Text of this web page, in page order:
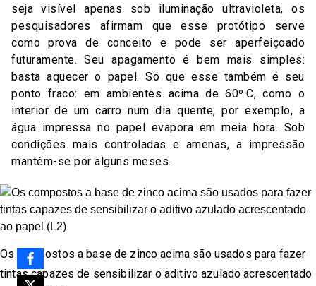
seja visível apenas sob iluminação ultravioleta, os
pesquisadores afirmam que esse protótipo serve
como prova de conceito e pode ser aperfeiçoado
futuramente. Seu apagamento é bem mais simples:
basta aquecer o papel. Só que esse também é seu
ponto fraco: em ambientes acima de 60º.C, como o
interior de um carro num dia quente, por exemplo, a
água impressa no papel evapora em meia hora. Sob
condições mais controladas e amenas, a impressão
mantém-se por alguns meses.
Os compostos a base de zinco acima são usados para fazer
tintas capazes de sensibilizar o aditivo azulado acrescentado